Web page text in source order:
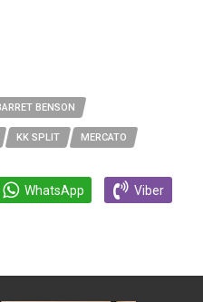
BENSON
KK SPLIT MERCATO
WhatsApp Viber